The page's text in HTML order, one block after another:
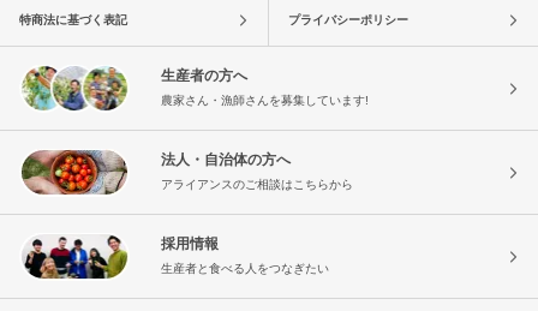
特商法に基づく表記 プライバシーポリシー
生産者の方へ
農家さん・漁師さんを募集しています!
法人・自治体の方へ
アライアンスのご相談はこちらから
採用情報
生産者と食べる人をつなぎたい